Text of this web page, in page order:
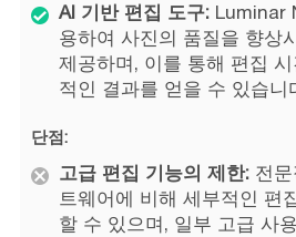
AI 기반 편집 도구:Luminar
용하여 사진의 품질을 향상
제공하며, 이를 통해 편집
적인 결과를 얻을 수 있습니
단점:
고급 편집 기능의 제한:전문
트웨어에 비해 세부적인 편
할 수 있으며, 일부 고급 사